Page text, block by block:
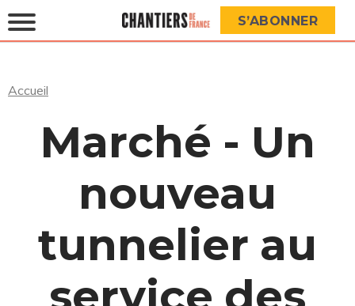
S’ABONNER
Accueil
Marché - Un
nouveau
tunnelier au